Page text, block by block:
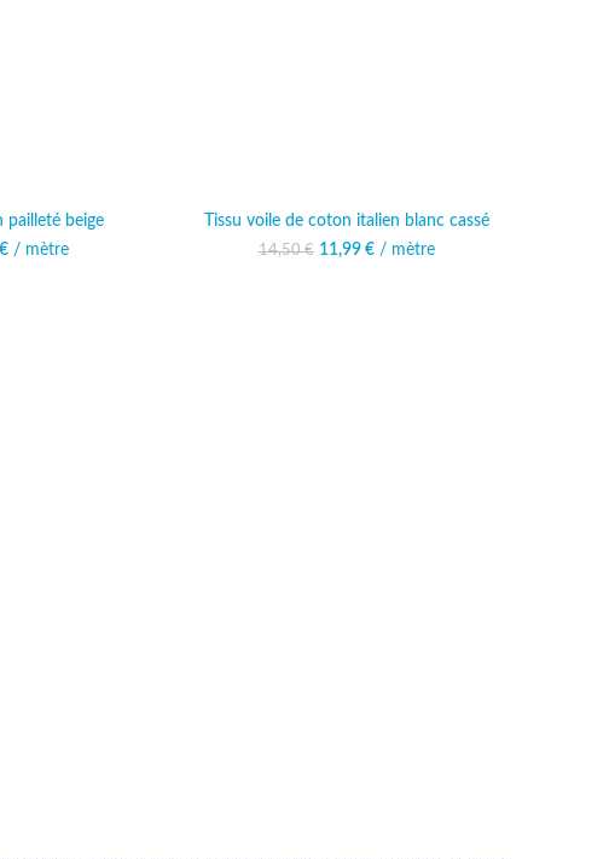
pailleté beige
prix initial était :
€ Le prix actuel est :
/ mètre
Tissu voile de coton italien blanc cassé
14,50€
Le prix initial était :
11,99 € Le prix actuel est :
/ mètre